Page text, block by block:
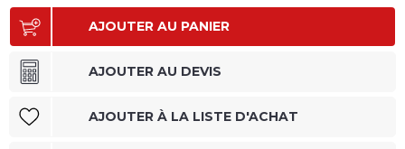
AJOUTER AU PANIER
AJOUTER AU DEVIS
AJOUTER À LA LISTE D'ACHAT